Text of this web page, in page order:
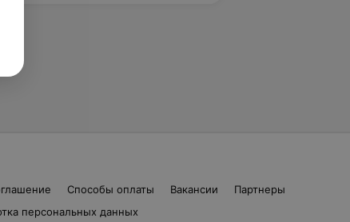
Способы оплаты Вакансии
Партнеры
персональных данных